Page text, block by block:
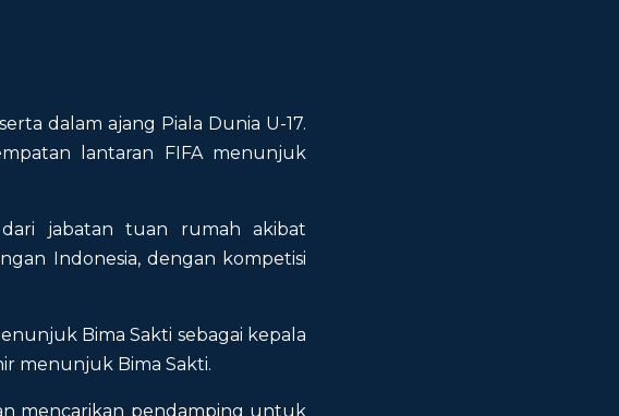
dalam ajang Piala Dunia U-17.
lantaran FIFA menunjuk
jabatan tuan rumah akibat
Indonesia, dengan kompetisi
Bima Sakti sebagai kepala
menunjuk Bima Sakti.
mencarikan pendamping untuk